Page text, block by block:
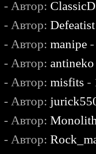
- Автор:
- Автор:Defeatist
- Автор:manipe
- Автор: antineko
- Автор:misfits -
- Автор:
- Автор:
- Автор: